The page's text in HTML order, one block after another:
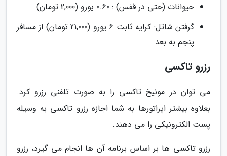
حیوانات (حتی در قفس) : 0.60 یورو (2,000 تومان)
گرفتن شاتل: کرایه ثابت 6 یورو (21,000 تومان) از مسافر
پنجم به بعد
رزرو تاکسی
می توان در مونیخ تاکسی را به صورت تلفنی رزرو کرد.
بعلاوه بیشتر اپراتورها به شما اجازه رزرو تاکسی به وسیله
پست الکترونیکی را می دهند.
رزرو تاکسی ها بر اساس برنامه آن ها انجام می گیرد، رزرو